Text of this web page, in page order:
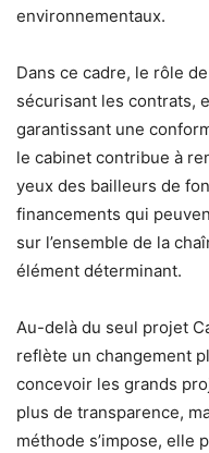
environnementaux.
Dans ce cadre, le rôle
sécurisant les contrats,
garantissant une
le cabinet contribue à
yeux des bailleurs de
financements qui
sur l’ensemble de la
élément déterminant.
Au-delà du seul projet
reflète un changement
concevoir les grands
plus de transparence,
méthode s’impose, elle